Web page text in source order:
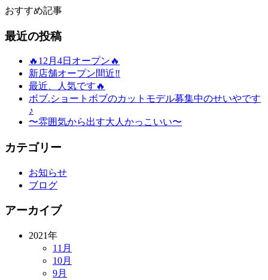
おすすめ記事
最近の投稿
🔥12月4日オープン🔥
新店舗オープン間近‼️
最近、人気です🔥
ボブ.ショートボブのカットモデル募集中のせいやです
♪
〜雰囲気から出す大人かっこいい〜
カテゴリー
お知らせ
ブログ
アーカイブ
2021年
11月
10月
9月